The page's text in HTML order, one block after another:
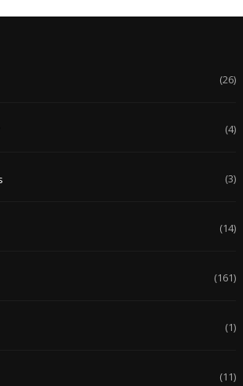
(26)
(4)
(3)
(14)
(161)
(1)
(11)